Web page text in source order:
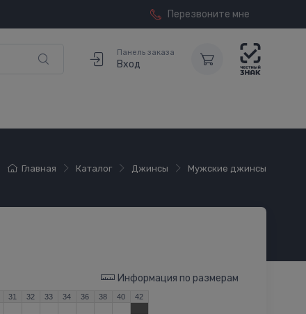
Перезвоните мне
Панель заказа
Вход
Главная Каталог Джинсы Мужские джинсы
Информация по размерам
31 32 33 34 36 38 40 42